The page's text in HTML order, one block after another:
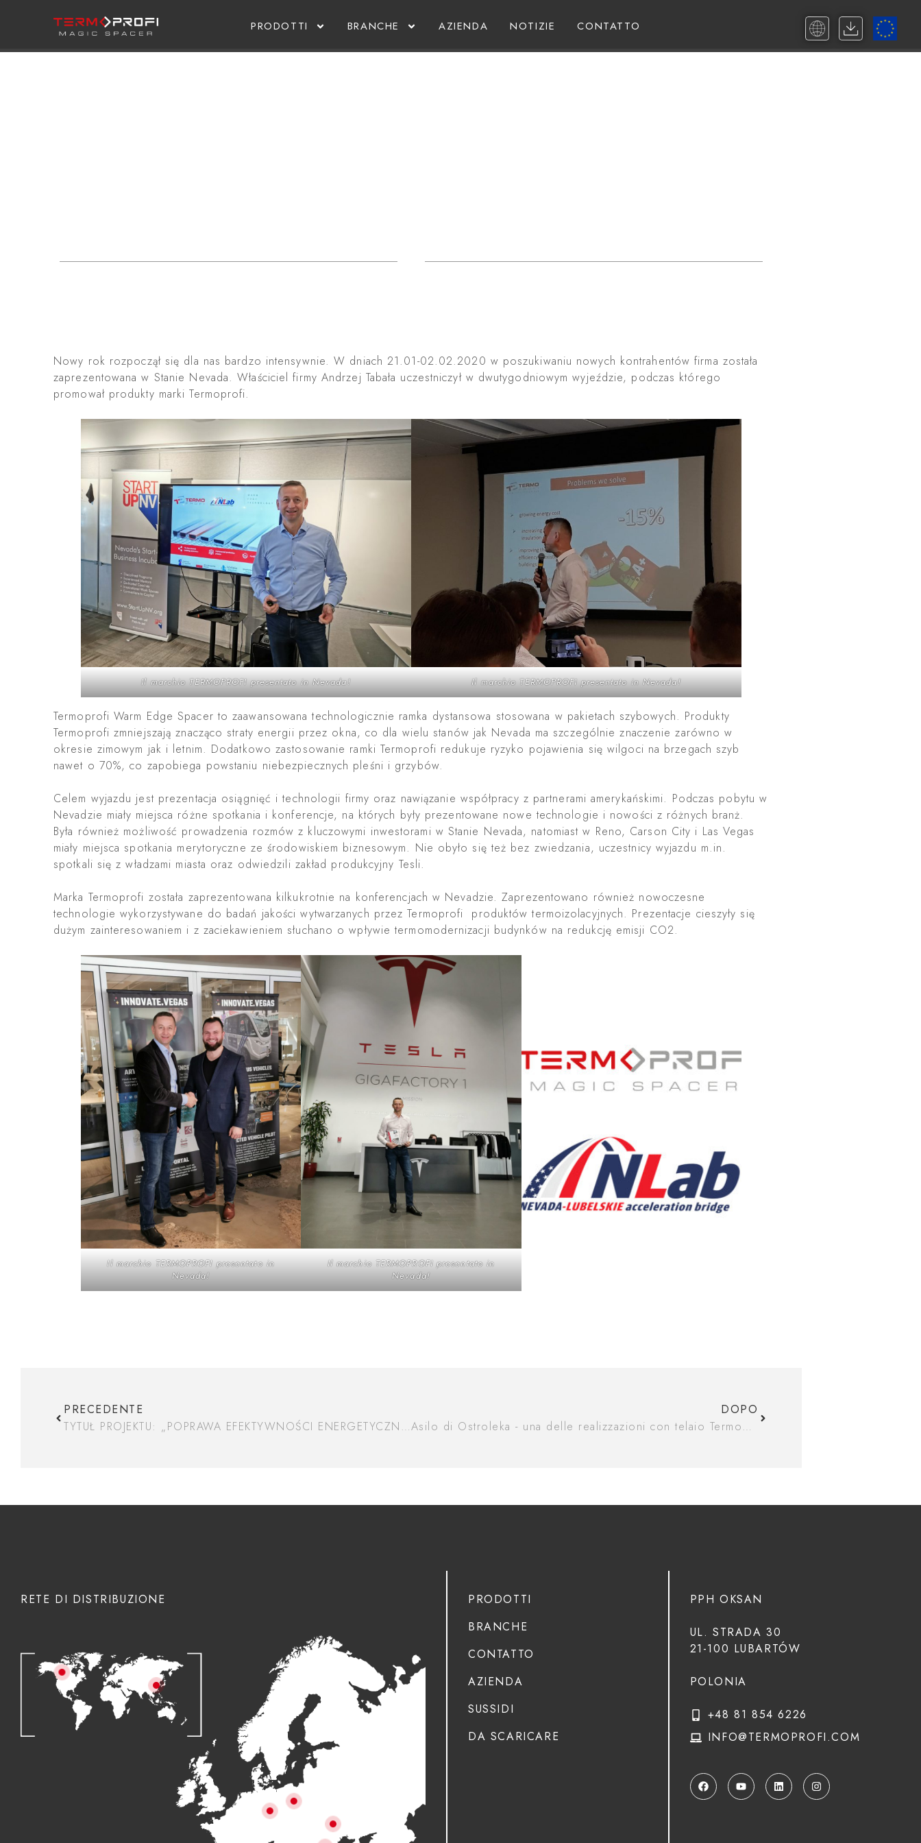
PRODOTTI BRANCHE AZIENDA NOTIZIE CONTATTO
Nowy rok rozpoczął się dla nas bardzo intensywnie. W dniach 21.01-02.02.2020 w poszukiwaniu nowych kontrahentów firma została
zaprezentowana w Stanie Nevada. Właściciel firmy Andrzej Tabała uczestniczył w dwutygodniowym wyjeździe, podczas którego
promował produkty marki Termoprofi.
Il marchio TERMOPROFI presentato in Nevada! Il marchio TERMOPROFI presentato in Nevada!
Termoprofi Warm Edge Spacer to zaawansowana technologicznie ramka dystansowa stosowana w pakietach szybowych. Produkty
Termoprofi zmniejszają znacząco straty energii przez okna, co dla wielu stanów jak Nevada ma szczególnie znaczenie zarówno w
okresie zimowym jak i letnim. Dodatkowo zastosowanie ramki Termoprofi redukuje ryzyko pojawienia się wilgoci na brzegach szyb
nawet o 70%, co zapobiega powstaniu niebezpiecznych pleśni i grzybów.
Celem wyjazdu jest prezentacja osiągnięć i technologii firmy oraz nawiązanie współpracy z partnerami amerykańskimi. Podczas pobytu w
Nevadzie miały miejsca różne spotkania i konferencje, na których były prezentowane nowe technologie i nowości z różnych branż.
Była również możliwość prowadzenia rozmów z kluczowymi inwestorami w Stanie Nevada, natomiast w Reno, Carson City i Las Vegas
miały miejsca spotkania merytoryczne ze środowiskiem biznesowym. Nie obyło się też bez zwiedzania, uczestnicy wyjazdu m.in.
spotkali się z władzami miasta oraz odwiedzili zakład produkcyjny Tesli.
Marka Termoprofi została zaprezentowana kilkukrotnie na konferencjach w Nevadzie. Zaprezentowano również nowoczesne
technologie wykorzystywane do badań jakości wytwarzanych przez Termoprofi produktów termoizolacyjnych. Prezentacje cieszyły się
dużym zainteresowaniem i z zaciekawieniem słuchano o wpływie termomodernizacji budynków na redukcję emisji CO2.
Il marchio TERMOPROFI presentato in
Nevada!
Il marchio TERMOPROFI presentato in
Nevada!
PRECEDENTE
TYTUŁ PROJEKTU: „POPRAWA EFEKTYWNOŚCI ENERGETYCZNEJ BUDYNKU UL. STREFOWA 30”
DOPO
Asilo di Ostroleka - una delle realizzazioni con telaio TermoProfi.
RETE DI DISTRIBUZIONE
PRODOTTI
BRANCHE
CONTATTO
AZIENDA
SUSSIDI
DA SCARICARE
PPH OKSAN
UL. STRADA 30
21-100 LUBARTÓW
POLONIA
+48 81 854 6226
INFO@TERMOPROFI.COM